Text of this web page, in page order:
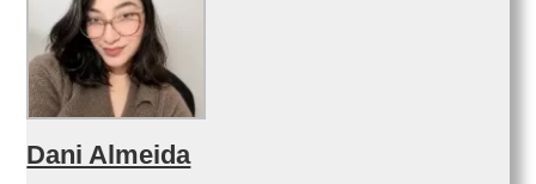
Dani Almeida